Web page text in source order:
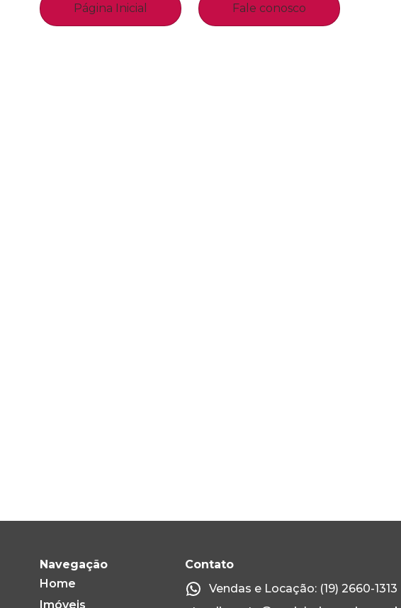
Página Inicial Fale conosco
Navegação
Home
Imóveis
Contato
Vendas e Locação: (19) 2660-1313